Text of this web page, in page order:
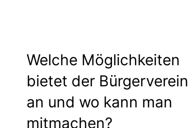
Welche Möglichkeiten
bietet der Bürgerverein
an und wo kann man
mitmachen?